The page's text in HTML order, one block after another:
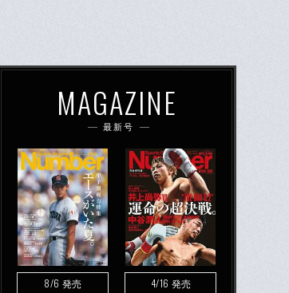
MAGAZINE
最新号
8/6 発売 4/16 発売